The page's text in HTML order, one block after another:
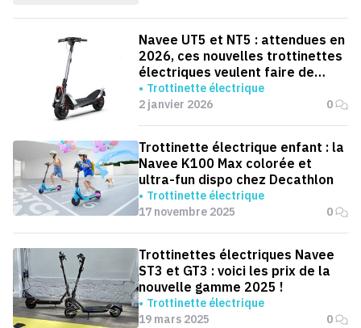
Navee UT5 et NT5 : attendues en
2026, ces nouvelles trottinettes
électriques veulent faire de
l’ombre à Segway-Ninebot
Trottinette électrique
2 janvier 2026
0
Trottinette électrique enfant : la
Navee K100 Max colorée et
ultra-fun dispo chez Decathlon
Trottinette électrique
17 novembre 2025
0
Trottinettes électriques Navee
ST3 et GT3 : voici les prix de la
nouvelle gamme 2025 !
Trottinette électrique
19 mars 2025
0